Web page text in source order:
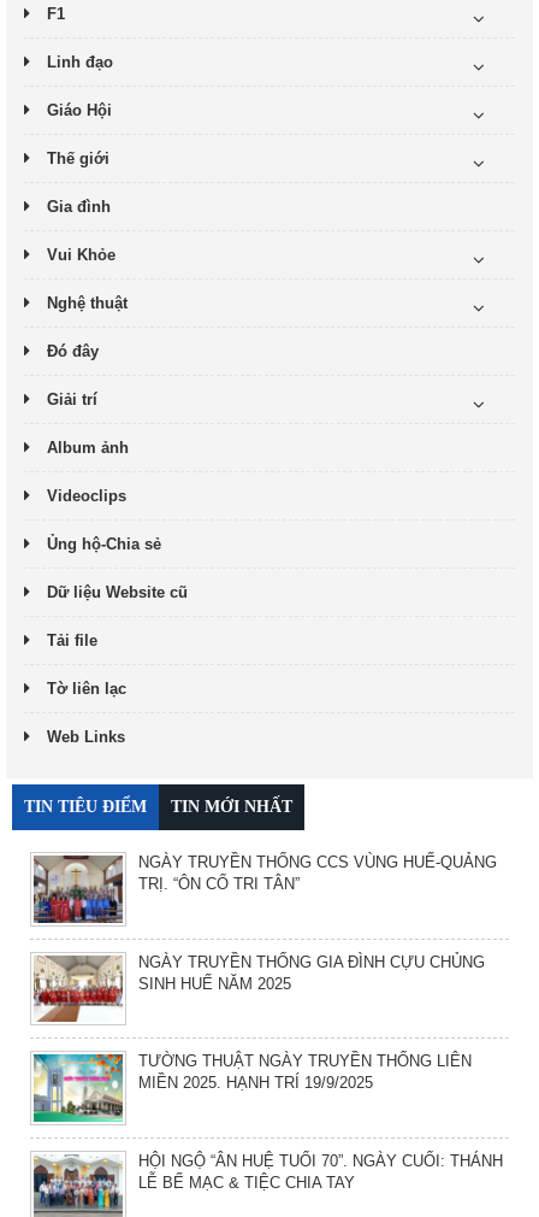
F1
Linh đạo
Giáo Hội
Thế giới
Gia đình
Vui Khỏe
Nghệ thuật
Đó đây
Giải trí
Album ảnh
Videoclips
Ủng hộ-Chia sẻ
Dữ liệu Website cũ
Tải file
Tờ liên lạc
Web Links
TIN TIÊU ĐIỂM TIN MỚI NHẤT
NGÀY TRUYỀN THỐNG CCS VÙNG HUẾ-QUẢNG
TRỊ. “ÔN CỐ TRI TÂN”
NGÀY TRUYỀN THỐNG GIA ĐÌNH CỰU CHỦNG
SINH HUẾ NĂM 2025
TƯỜNG THUẬT NGÀY TRUYỀN THỐNG LIÊN
MIỀN 2025. HẠNH TRÍ 19/9/2025
HỘI NGỘ “ÂN HUỆ TUỔI 70”. NGÀY CUỐI: THÁNH
LỄ BẾ MẠC & TIỆC CHIA TAY